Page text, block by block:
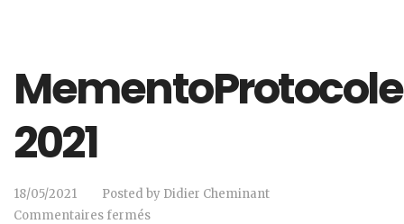
2021
18/05/2021 Posted by Didier Cheminant
Commentaires fermés